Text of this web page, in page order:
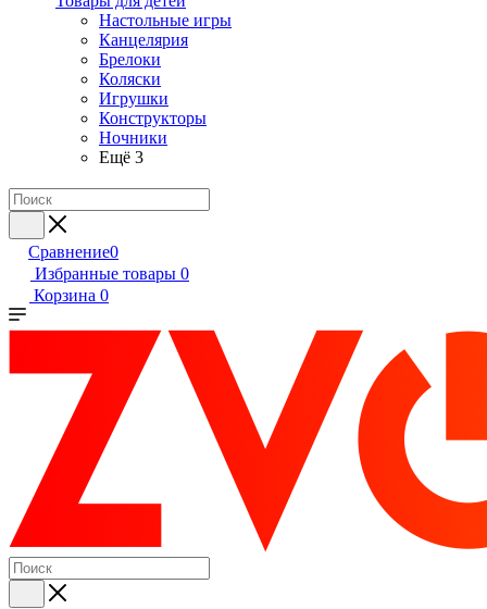
Настольные игры
Канцелярия
Брелоки
Коляски
Игрушки
Конструкторы
Ночники
Ещё 3
Сравнение0
Избранные товары 0
Корзина 0